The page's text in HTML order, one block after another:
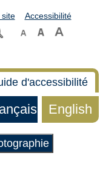
site Accessibilité
d'accessibilité
English